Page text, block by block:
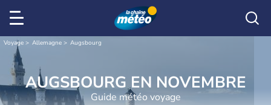
Voyage Allemagne Augsbourg
AUGSBOURG EN NOVEMBRE
Guide météo voyage